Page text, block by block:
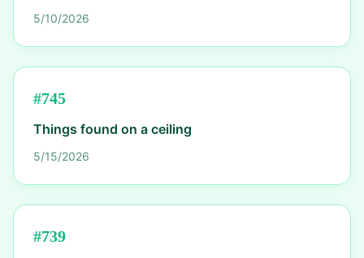
5/10/2026
#745
Things found on a ceiling
5/15/2026
#739